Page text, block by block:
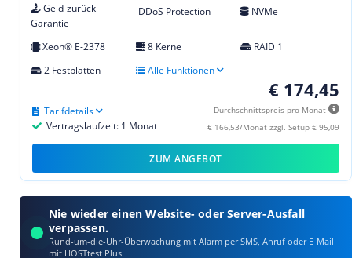
Geld-zurück-
Garantie
DDoS Protection NVMe
Xeon® E-2378 8 Kerne
RAID 1
2 Festplatten
Alle Funktionen
€ 174,45
Durchschnittspreis pro Monat
€ 166,53/Monat zzgl. Setup € 95,09
Vertragslaufzeit: 1 Monat
Tarifdetails
ZUM ANGEBOT
Nie wieder einen Website- oder Server-Ausfall
verpassen.
Rund-um-die-Uhr-Überwachung mit Alarm per SMS, Anruf oder E‑Mail
mit HOSTtest Plus.